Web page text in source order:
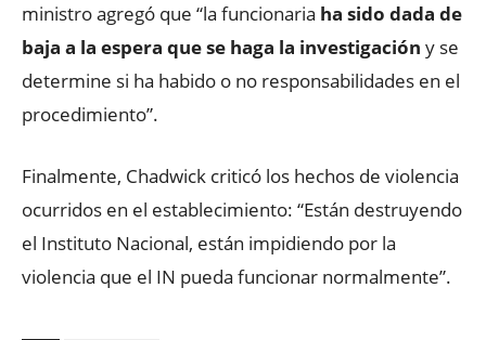
ministro agregó que “la funcionaria ha sido dada de
baja a la espera que se haga la investigación y se
determine si ha habido o no responsabilidades en el
procedimiento”.
Finalmente, Chadwick criticó los hechos de violencia
ocurridos en el establecimiento: “Están destruyendo
el Instituto Nacional, están impidiendo por la
violencia que el IN pueda funcionar normalmente”.